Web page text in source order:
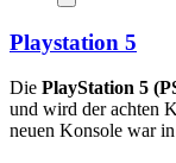
Playstation 5
Die PlayStation 5
und wird der achten
neuen Konsole war